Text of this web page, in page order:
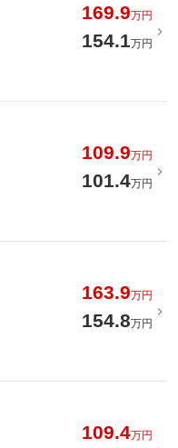
169.9万円
154.1万円
109.9万円
101.4万円
163.9万円
154.8万円
109.4万円